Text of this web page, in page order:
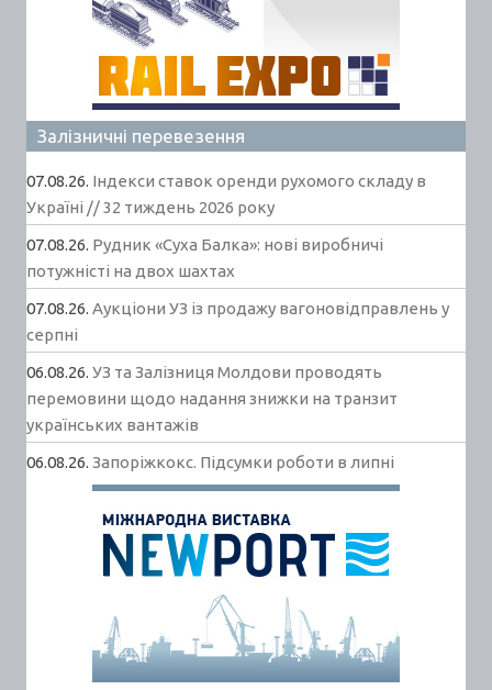
Залізничні перевезення
07.08.26. Індекси ставок оренди рухомого складу в
Україні // 32 тиждень 2026 року
07.08.26. Рудник «Суха Балка»: нові виробничі
потужністі на двох шахтах
07.08.26. Аукціони УЗ із продажу вагоновідправлень у
серпні
06.08.26. УЗ та Залізниця Молдови проводять
перемовини щодо надання знижки на транзит
українських вантажів
06.08.26. Запоріжкокс. Підсумки роботи в липні